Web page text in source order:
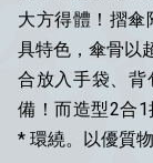
大方得體！摺傘
具特色，傘骨以
合放入手袋、
備！而造型2合1
* 環繞。以優質